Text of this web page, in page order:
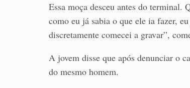
Essa moça desceu antes do terminal.
como eu já sabia o que ele ia fazer,
discretamente comecei a gravar”,
A jovem disse que após denunciar o
do mesmo homem.